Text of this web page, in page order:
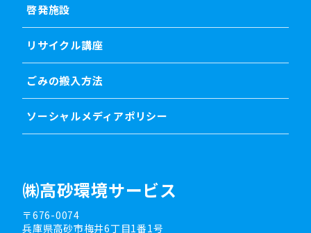
㈱高砂環境サービス
〒676-0074
兵庫県高砂市梅井6丁目1番1号
啓発施設
リサイクル講座
ごみの搬入方法
ソーシャルメディアポリシー